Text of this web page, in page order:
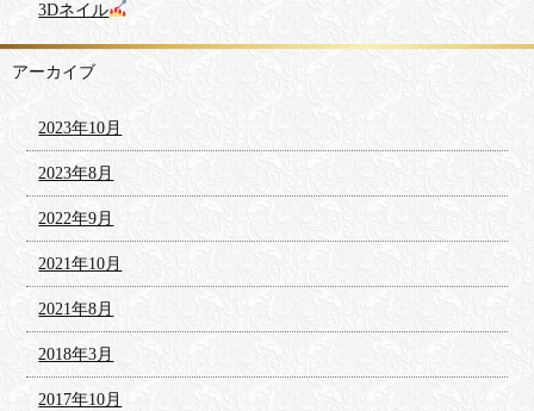
3Dネイル
アーカイブ
2023年10月
2023年8月
2022年9月
2021年10月
2021年8月
2018年3月
2017年10月